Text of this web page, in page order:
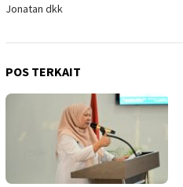
Jonatan dkk
POS TERKAIT